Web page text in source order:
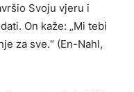
Svoju vjeru i
On kaže: „Mi tebi
za sve.“ (En-Nahl,